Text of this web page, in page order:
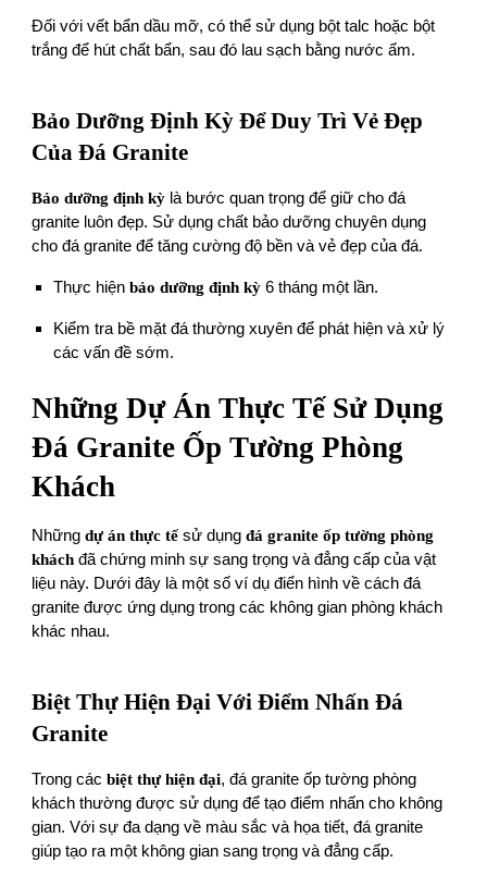
Đối với vết bẩn dầu mỡ, có thể sử dụng bột talc hoặc bột
trắng để hút chất bẩn, sau đó lau sạch bằng nước ấm.
Bảo Dưỡng Định Kỳ Để Duy Trì Vẻ Đẹp
Của Đá Granite
Bảo dưỡng định kỳ là bước quan trọng để giữ cho đá
granite luôn đẹp. Sử dụng chất bảo dưỡng chuyên dụng
cho đá granite để tăng cường độ bền và vẻ đẹp của đá.
Thực hiệnbảo dưỡng định kỳ 6 tháng một lần.
Kiểm tra bề mặt đá thường xuyên để phát hiện và xử lý
các vấn đề sớm.
Những Dự Án Thực Tế Sử Dụng
Đá Granite Ốp Tường Phòng
Khách
Nhữngdự án thực tếsử dụngđá granite ốp tường phòng
khách đã chứng minh sự sang trọng và đẳng cấp của vật
liệu này. Dưới đây là một số ví dụ điển hình về cách đá
granite được ứng dụng trong các không gian phòng khách
khác nhau.
Biệt Thự Hiện Đại Với Điểm Nhấn Đá
Granite
Trong cácbiệt thự hiện đại, đá granite ốp tường phòng
khách thường được sử dụng để tạo điểm nhấn cho không
gian. Với sự đa dạng về màu sắc và họa tiết, đá granite
giúp tạo ra một không gian sang trọng và đẳng cấp.